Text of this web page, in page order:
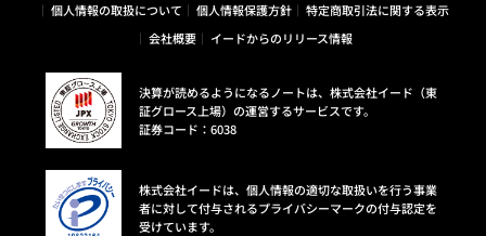
個人情報の取扱について
個人情報保護方針
特定商取引法に関する表示
会社概要
イードからのリリース情報
決算が読めるようになるノートは、株式会社イード（東
証グロース上場）の運営するサービスです。
証券コード：6038
株式会社イードは、個人情報の適切な取扱いを行う事業
者に対して付与されるプライバシーマークの付与認定を
受けています。